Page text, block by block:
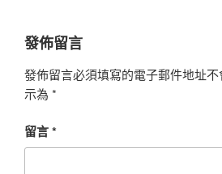
發佈留言
發佈留言必須填寫的電子郵件地址不
示為 *
留言*